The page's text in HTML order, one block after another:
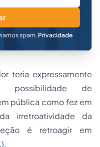
spam. Privacidade
teria expressamente
possibilidade de
pública como fez em
irretroatividade da
é retroagir em
).